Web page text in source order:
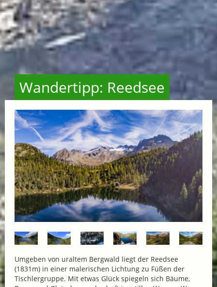
Wandertipp: Reedsee
Umgeben von uraltem Bergwald liegt der Reedsee
(1831m) in einer malerischen Lichtung zu Füßen der
Tischlergruppe. Mit etwas Glück spiegeln sich Bäume,